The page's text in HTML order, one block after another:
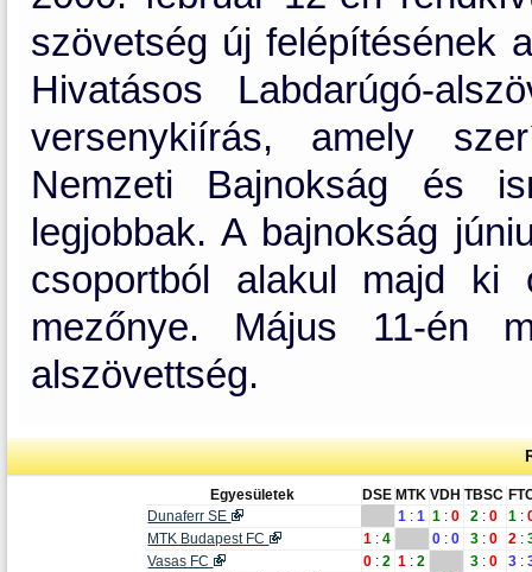
szövetség új felépítésének
Hivatásos Labdarúgó-
versenykiírás, amely
Nemzeti Bajnokság és
legjobbak. A bajnokság
csoportból alakul majd ki
mezőnye. Május 11-én
alszövettség.
Egyesületek DSE MTK VDH TBSC
Dunaferr SE
1 : 1 1 : 0 2 : 0 1 :
MTK Budapest FC
1 : 4 0 : 0 3 : 0 2 :
Vasas FC
0 : 2 1 : 2 3 : 0 3 :